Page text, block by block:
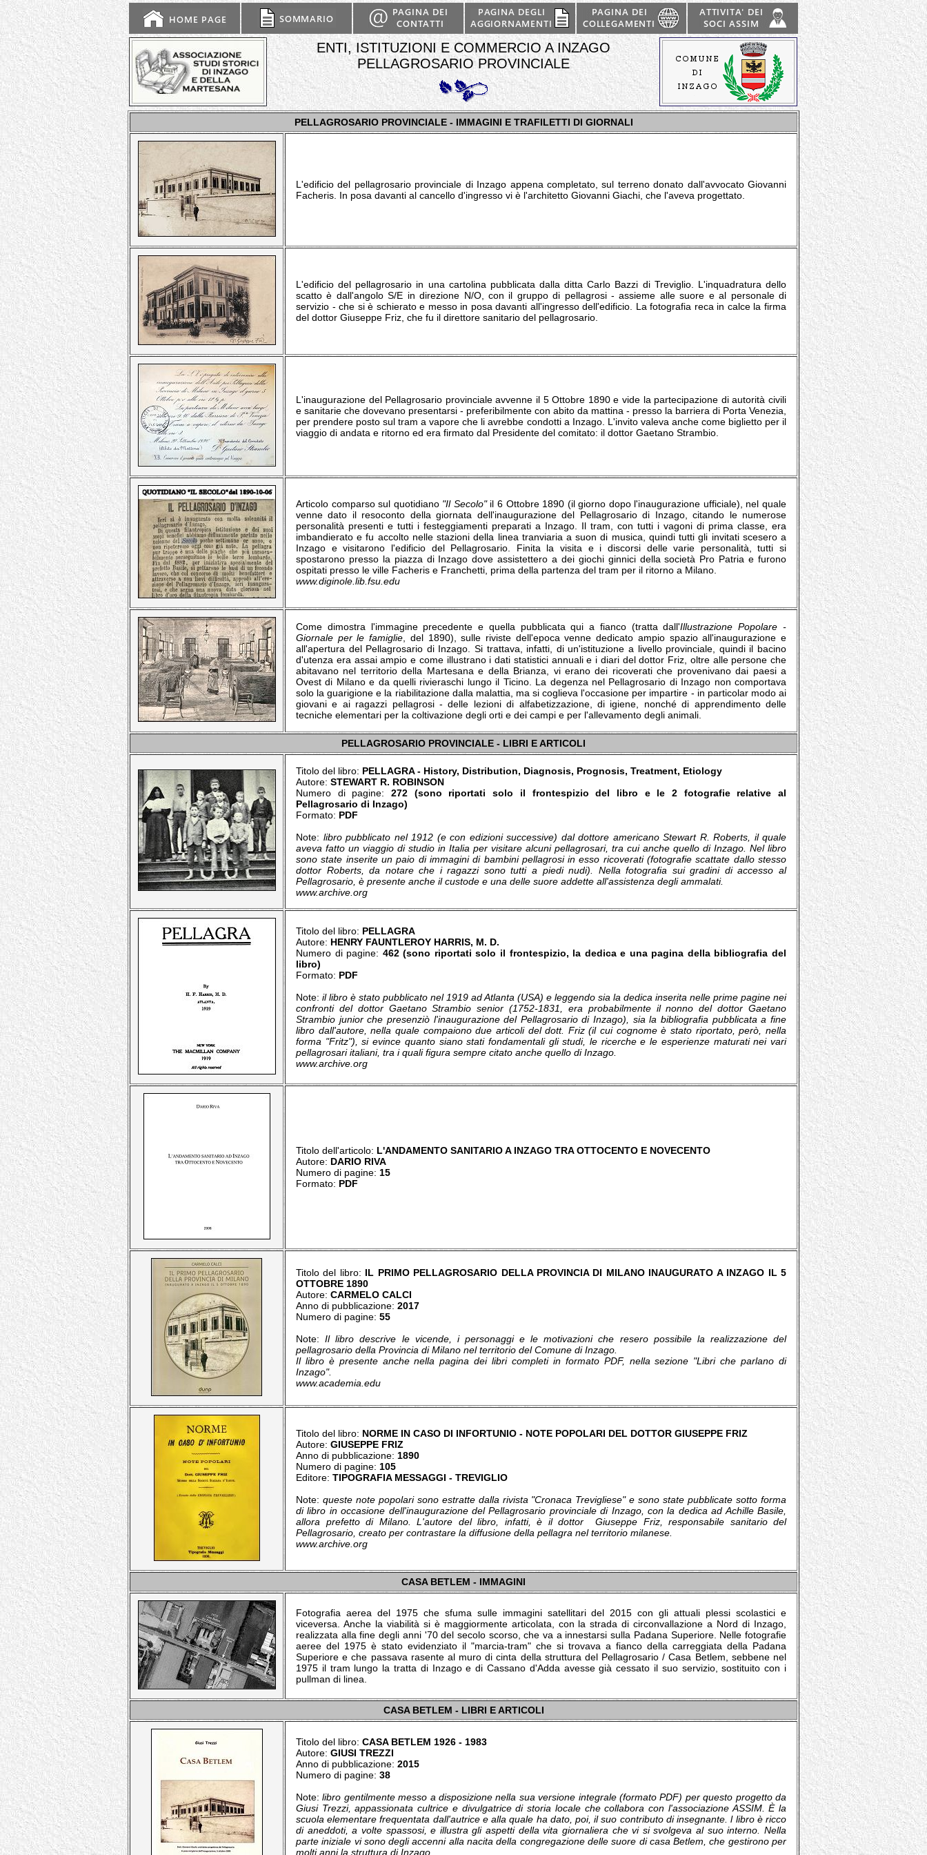
ENTI, ISTITUZIONI E COMMERCIO A INZAGO
PELLAGROSARIO PROVINCIALE
PELLAGROSARIO PROVINCIALE - IMMAGINI E TRAFILETTI DI GIORNALI
L'edificio del pellagrosario provinciale di Inzago appena completato, sul terreno donato dall'avvocato Giovanni
Facheris. In posa davanti al cancello d'ingresso vi è l'architetto Giovanni Giachi, che l'aveva progettato.
L'edificio del pellagrosario in una cartolina pubblicata dalla ditta Carlo Bazzi di Treviglio. L'inquadratura dello
scatto è dall'angolo S/E in direzione N/O, con il gruppo di pellagrosi - assieme alle suore e al personale di
servizio - che si è schierato e messo in posa davanti all'ingresso dell'edificio. La fotografia reca in calce la firma
del dottor Giuseppe Friz, che fu il direttore sanitario del pellagrosario.
L'inaugurazione del Pellagrosario provinciale avvenne il 5 Ottobre 1890 e vide la partecipazione di autorità civili
e sanitarie che dovevano presentarsi - preferibilmente con abito da mattina - presso la barriera di Porta Venezia,
per prendere posto sul tram a vapore che li avrebbe condotti a Inzago. L'invito valeva anche come biglietto per il
viaggio di andata e ritorno ed era firmato dal Presidente del comitato: il dottor Gaetano Strambio.
Articolo comparso sul quotidiano "Il Secolo"il 6 Ottobre 1890 (il giorno dopo l'inaugurazione ufficiale), nel quale
venne dato il resoconto della giornata dell'inaugurazione del Pellagrosario di Inzago, citando le numerose
personalità presenti e tutti i festeggiamenti preparati a Inzago. Il tram, con tutti i vagoni di prima classe, era
imbandierato e fu accolto nelle stazioni della linea tranviaria a suon di musica, quindi tutti gli invitati scesero a
Inzago e visitarono l'edificio del Pellagrosario. Finita la visita e i discorsi delle varie personalità, tutti si
spostarono presso la piazza di Inzago dove assistettero a dei giochi ginnici della società Pro Patria e furono
ospitati presso le ville Facheris e Franchetti, prima della partenza del tram per il ritorno a Milano.
www.diginole.lib.fsu.edu
Come dimostra l'immagine precedente e quella pubblicata qui a fianco (tratta dall'Illustrazione Popolare -
Giornale per le famiglie , del 1890), sulle riviste dell'epoca venne dedicato ampio spazio all'inaugurazione e
all'apertura del Pellagrosario di Inzago. Si trattava, infatti, di un'istituzione a livello provinciale, quindi il bacino
d'utenza era assai ampio e come illustrano i dati statistici annuali e i diari del dottor Friz, oltre alle persone che
abitavano nel territorio della Martesana e della Brianza, vi erano dei ricoverati che provenivano dai paesi a
Ovest di Milano e da quelli rivieraschi lungo il Ticino. La degenza nel Pellagrosario di Inzago non comportava
solo la guarigione e la riabilitazione dalla malattia, ma si coglieva l'occasione per impartire - in particolar modo ai
giovani e ai ragazzi pellagrosi - delle lezioni di alfabetizzazione, di igiene, nonché di apprendimento delle
tecniche elementari per la coltivazione degli orti e dei campi e per l'allevamento degli animali.
PELLAGROSARIO PROVINCIALE - LIBRI E ARTICOLI
Titolo del libro: PELLAGRA - History, Distribution, Diagnosis, Prognosis, Treatment, Etiology
Autore: STEWART R. ROBINSON
Numero di pagine:272 (sono riportati solo il frontespizio del libro e le 2 fotografie relative al
Pellagrosario di Inzago)
Formato: PDF
Note: libro pubblicato nel 1912 (e con edizioni successive) dal dottore americano Stewart R. Roberts, il quale
aveva fatto un viaggio di studio in Italia per visitare alcuni pellagrosari, tra cui anche quello di Inzago. Nel libro
sono state inserite un paio di immagini di bambini pellagrosi in esso ricoverati (fotografie scattate dallo stesso
dottor Roberts, da notare che i ragazzi sono tutti a piedi nudi). Nella fotografia sui gradini di accesso al
Pellagrosario, è presente anche il custode e una delle suore addette all'assistenza degli ammalati.
www.archive.org
Titolo del libro: PELLAGRA
Autore: HENRY FAUNTLEROY HARRIS, M. D.
Numero di pagine: 462 (sono riportati solo il frontespizio, la dedica e una pagina della bibliografia del
libro)
Formato: PDF
Note: il libro è stato pubblicato nel 1919 ad Atlanta (USA) e leggendo sia la dedica inserita nelle prime pagine nei
confronti del dottor Gaetano Strambio senior (1752-1831, era probabilmente il nonno del dottor Gaetano
Strambio junior che presenziò l'inaugurazione del Pellagrosario di Inzago), sia la bibliografia pubblicata a fine
libro dall'autore, nella quale compaiono due articoli del dott. Friz (il cui cognome è stato riportato, però, nella
forma "Fritz"), si evince quanto siano stati fondamentali gli studi, le ricerche e le esperienze maturati nei vari
pellagrosari italiani, tra i quali figura sempre citato anche quello di Inzago.
www.archive.org
Titolo dell'articolo: L'ANDAMENTO SANITARIO A INZAGO TRA OTTOCENTO E NOVECENTO
Autore: DARIO RIVA
Numero di pagine: 15
Formato: PDF
Titolo del libro: IL PRIMO PELLAGROSARIO DELLA PROVINCIA DI MILANO INAUGURATO A INZAGO IL 5
OTTOBRE 1890
Autore: CARMELO CALCI
Anno di pubblicazione: 2017
Numero di pagine: 55
Note:Il libro descrive le vicende, i personaggi e le motivazioni che resero possibile la realizzazione del
pellagrosario della Provincia di Milano nel territorio del Comune di Inzago.
Il libro è presente anche nella pagina dei libri completi in formato PDF, nella sezione "Libri che parlano di
Inzago".
www.academia.edu
Titolo del libro: NORME IN CASO DI INFORTUNIO - NOTE POPOLARI DEL DOTTOR GIUSEPPE FRIZ
Autore: GIUSEPPE FRIZ
Anno di pubblicazione: 1890
Numero di pagine: 105
Editore: TIPOGRAFIA MESSAGGI - TREVIGLIO
Note: queste note popolari sono estratte dalla rivista "Cronaca Trevigliese" e sono state pubblicate sotto forma
di libro in occasione dell'inaugurazione del Pellagrosario provinciale di Inzago, con la dedica ad Achille Basile,
allora prefetto di Milano. L'autore del libro, infatti, è il dottor Giuseppe Friz, responsabile sanitario del
Pellagrosario, creato per contrastare la diffusione della pellagra nel territorio milanese.
www.archive.org
CASA BETLEM - IMMAGINI
Fotografia aerea del 1975 che sfuma sulle immagini satellitari del 2015 con gli attuali plessi scolastici e
viceversa. Anche la viabilità si è maggiormente articolata, con la strada di circonvallazione a Nord di Inzago,
realizzata alla fine degli anni '70 del secolo scorso, che va a innestarsi sulla Padana Superiore. Nelle fotografie
aeree del 1975 è stato evidenziato il "marcia-tram" che si trovava a fianco della carreggiata della Padana
Superiore e che passava rasente al muro di cinta della struttura del Pellagrosario / Casa Betlem, sebbene nel
1975 il tram lungo la tratta di Inzago e di Cassano d'Adda avesse già cessato il suo servizio, sostituito con i
pullman di linea.
CASA BETLEM - LIBRI E ARTICOLI
Titolo del libro: CASA BETLEM 1926 - 1983
Autore: GIUSI TREZZI
Anno di pubblicazione: 2015
Numero di pagine: 38
Note: libro gentilmente messo a disposizione nella sua versione integrale (formato PDF) per questo progetto da
Giusi Trezzi, appassionata cultrice e divulgatrice di storia locale che collabora con l'associazione ASSIM. È la
scuola elementare frequentata dall'autrice e alla quale ha dato, poi, il suo contributo di insegnante. l libro è ricco
di aneddoti, a volte spassosi, e illustra gli aspetti della vita giornaliera che vi si svolgeva al suo interno. Nella
parte iniziale vi sono degli accenni alla nacita della congregazione delle suore di casa Betlem, che gestirono per
molti anni la struttura di Inzago.